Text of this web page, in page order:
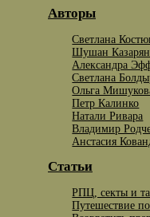
Авторы
Светлана
Шушан Казарян
Александра
Светлана
Ольга
Петр Калинко
Натали Ривара
Владимир
Анстасия
Статьи
РПЦ, секты и
Путешествие